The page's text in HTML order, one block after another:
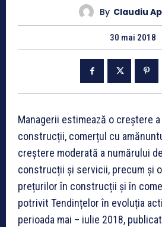
By Claudiu
30 mai 2018
Managerii estimează o creștere
construcții, comerțul cu
creștere moderată a numărului
construcții și servicii, precum și
prețurilor în construcții și în
potrivit Tendințelor în evoluția
perioada mai – iulie 2018,